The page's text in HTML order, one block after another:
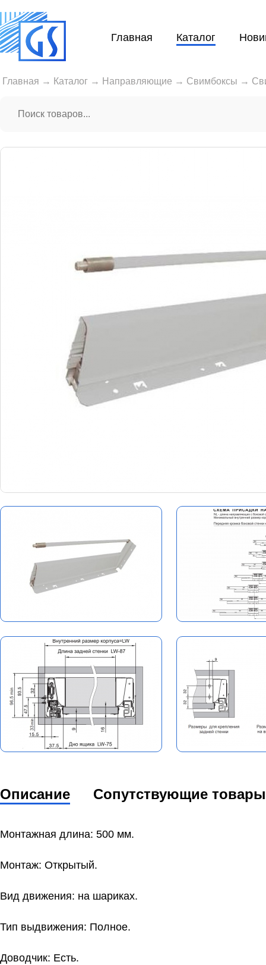
Главная Каталог
Главная → Каталог → Направляющие → Свимбоксы →
Описание Сопутствующие товары
Монтажная длина: 500 мм.
Монтаж: Открытый.
Вид движения: на шариках.
Тип выдвижения: Полное.
Доводчик: Есть.